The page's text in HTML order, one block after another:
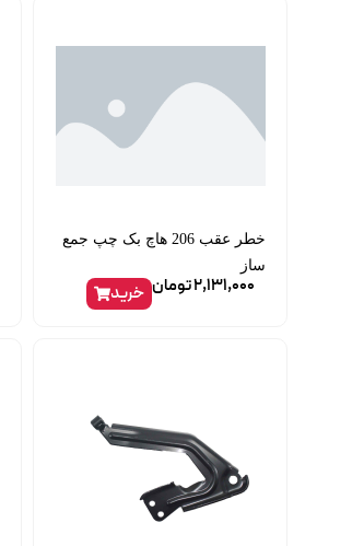
خطر عقب 206 هاچ بک چپ جمع
ساز
2,131,000تومان خرید